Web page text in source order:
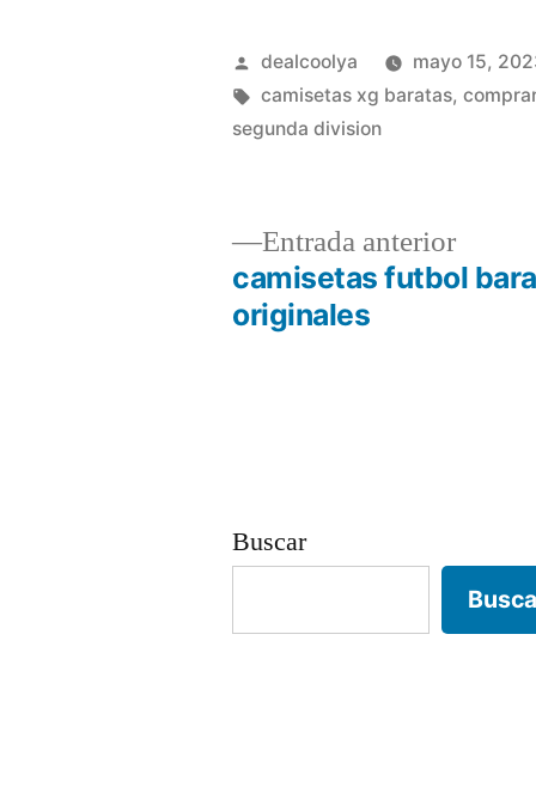
Publicado
por
dealcoolya mayo 15,
Etiquetas:
camisetas xg baratas,
segunda division
Navegación
Entrada anteriorEntrada
camisetas futbol
originales
Buscar